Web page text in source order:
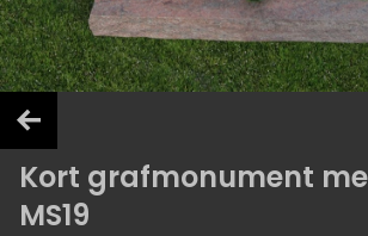
Kort grafmonument
MS19